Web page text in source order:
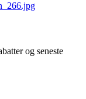
og seneste